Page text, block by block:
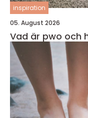
inspiration
05. August 2026
Vad är pwo och